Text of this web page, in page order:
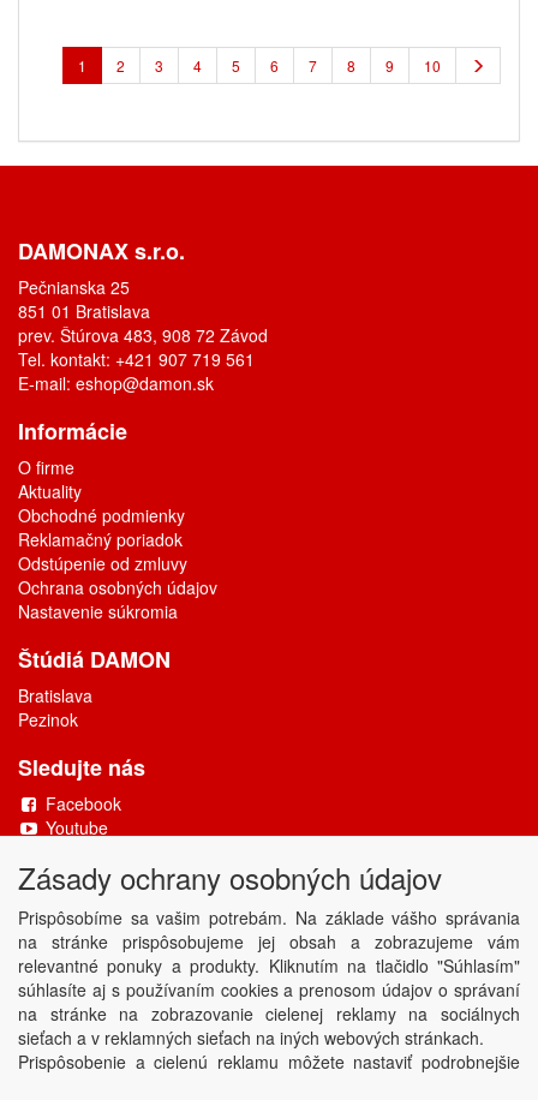
1 2 3 4 5 6 7 8 9 10
DAMONAX s.r.o.
Pečnianska 25
851 01 Bratislava
prev. Štúrova 483, 908 72 Závod
Tel. kontakt: +421 907 719 561
E-mail: eshop@damon.sk
Informácie
O firme
Aktuality
Obchodné podmienky
Reklamačný poriadok
Odstúpenie od zmluvy
Ochrana osobných údajov
Nastavenie súkromia
Štúdiá DAMON
Bratislava
Pezinok
Sledujte nás
Facebook
Youtube
Copyright © DAMONAX s.r.o.2026
Powered by ABRA
Zásady ochrany osobných údajov
Prispôsobíme sa vašim potrebám. Na základe vášho správania
na stránke prispôsobujeme jej obsah a zobrazujeme vám
relevantné ponuky a produkty. Kliknutím na tlačidlo "Súhlasím"
súhlasíte aj s používaním cookies a prenosom údajov o správaní
na stránke na zobrazovanie cielenej reklamy na sociálnych
sieťach a v reklamných sieťach na iných webových stránkach.
Prispôsobenie a cielenú reklamu môžete nastaviť podrobnejšie